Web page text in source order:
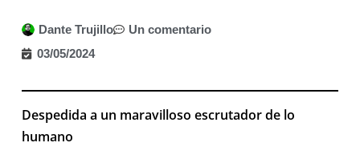
Dante Trujillo
Un comentario
03/05/2024
Despedida a un maravilloso escrutador de lo
humano